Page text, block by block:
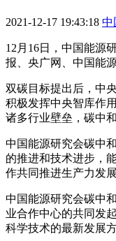
2021-12-17 19:43:18 中
12月16日，中国能源
报、央广网、中国能
双碳目标提出后，中
积极发挥中央智库作
诸多行业壁垒，碳中
中国能源研究会碳中
的推进和技术进步，
作共同推进生产力发
中国能源研究会碳中
业合作中心的共同发
科学技术的最新发展